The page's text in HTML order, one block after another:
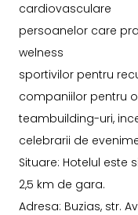
cardiovasculare
persoanelor care
welness
sportivilor pentru
companiilor pentru
teambuilding-uri,
celebrarii de
Situare: Hotelul este
2,5 km de gara.
Adresa: Buzias, str.